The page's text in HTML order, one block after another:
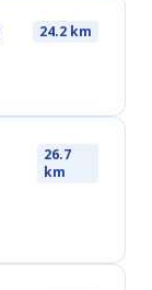
24.2 km
26.7
km